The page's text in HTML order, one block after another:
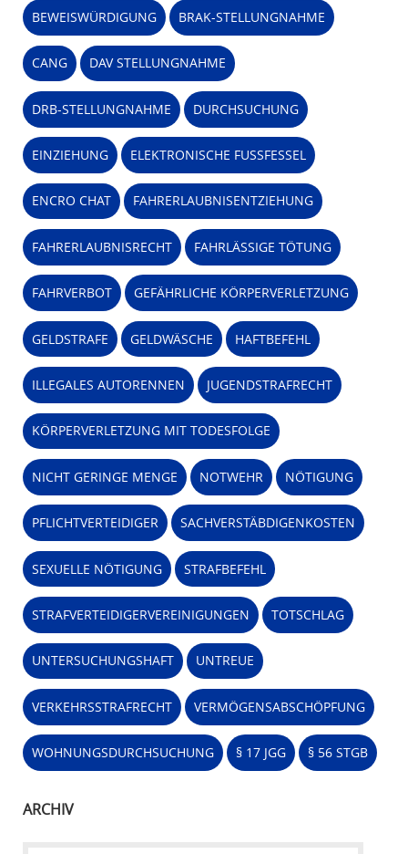
BEWEISWÜRDIGUNG BRAK-STELLUNGNAHME
CANG DAV STELLUNGNAHME
DRB-STELLUNGNAHME DURCHSUCHUNG
EINZIEHUNG ELEKTRONISCHE FUSSFESSEL
ENCRO CHAT FAHRERLAUBNISENTZIEHUNG
FAHRERLAUBNISRECHT FAHRLÄSSIGE TÖTUNG
FAHRVERBOT GEFÄHRLICHE KÖRPERVERLETZUNG
GELDSTRAFE GELDWÄSCHE HAFTBEFEHL
ILLEGALES AUTORENNEN JUGENDSTRAFRECHT
KÖRPERVERLETZUNG MIT TODESFOLGE
NICHT GERINGE MENGE NOTWEHR NÖTIGUNG
PFLICHTVERTEIDIGER SACHVERSTÄBDIGENKOSTEN
SEXUELLE NÖTIGUNG STRAFBEFEHL
STRAFVERTEIDIGERVEREINIGUNGEN TOTSCHLAG
UNTERSUCHUNGSHAFT UNTREUE
VERKEHRSSTRAFRECHT VERMÖGENSABSCHÖPFUNG
WOHNUNGSDURCHSUCHUNG § 17 JGG § 56 STGB
ARCHIV